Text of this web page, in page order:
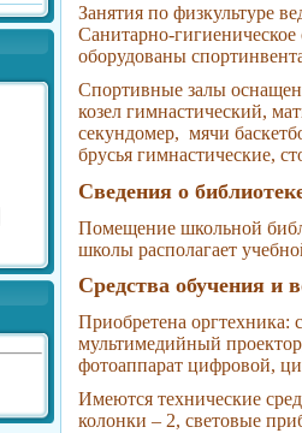
Занятия по физкультуре
Санитарно-
оборудованы
Спортивные залы
козел гимнастический,
секундомер, мячи
брусья гимнастические,
Сведения о
Помещение школьной
школы располагает
Средства обучения и
Приобретена
мультимедийный
фотоаппарат цифровой,
Имеются технические
колонки – 2, световые